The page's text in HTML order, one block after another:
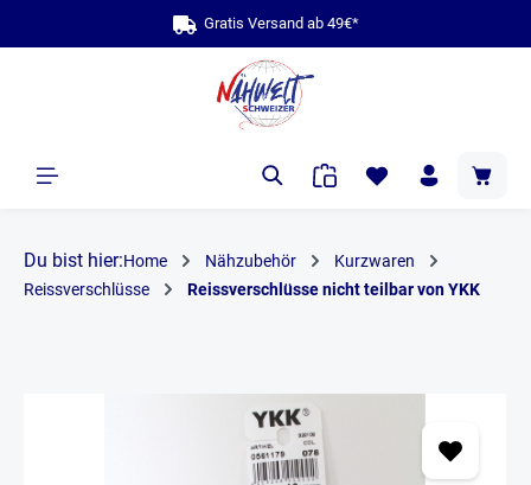
Gratis Versand ab 49€*
Du bist hier:Home Nähzubehör
Kurzwaren
Reissverschlüsse
Reissverschlüsse nicht teilbar von YKK